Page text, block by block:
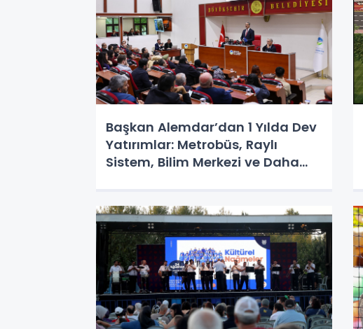
Başkan Alemdar’dan 1 Yılda Dev
Yatırımlar: Metrobüs, Raylı
Sistem, Bilim Merkezi ve Daha